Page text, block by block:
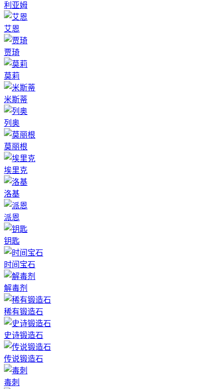
利亚姆
艾恩
贾琦
莫莉
米斯蒂
列奥
莫丽根
埃里克
洛基
派恩
钥匙
时间宝石
解毒剂
稀有锻造石
史诗锻造石
传说锻造石
毒刺